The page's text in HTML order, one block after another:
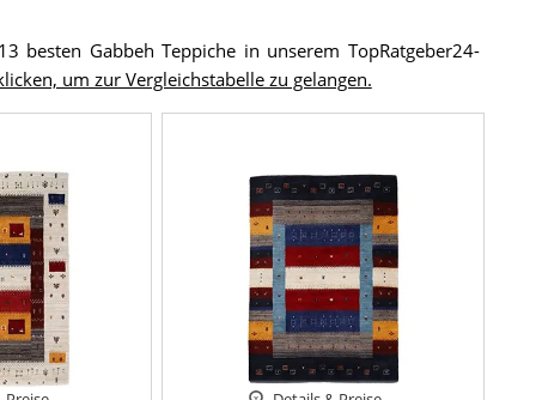
besten Gabbeh Teppiche in unserem TopRatgeber24-
um zur Vergleichstabelle zu gelangen.